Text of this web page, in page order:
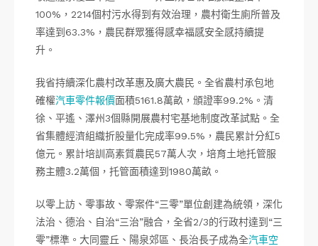
100%，2214個村污水得到有效治理，農村衛生廁所普及
率達到63.3%，農民群眾獲得感幸福感安全感持續提
升。
我省持續深化農村改革惠及廣大農民。全省農村承包地
確權汽車零件報價面積5161.8萬畝，頒證率99.2%。清
徐、平遙、澤州3個縣開展農村宅基地制度改革試點。全
省集體經濟組織折股量化完成率99.5%，農民累計分紅5
億元。累計培訓高素質農民57萬人次，培育土地托管服
務主體3.2萬個，托管面積達到1980萬畝。
以零上訪、零事故、零案件“三零”單位創建為統領，深化
法治、德治、自治“三治”融合，全省2/3的行政村達到“三
零”標準。大同靈丘、陽泉郊區、長治長子成為全汽車空